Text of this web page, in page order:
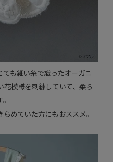
も細い糸で織ったオーガニ
花模様を刺繍していて、柔ら
めていた方にもおススメ。